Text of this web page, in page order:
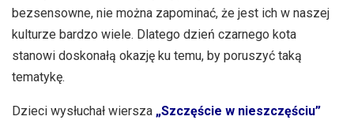
bezsensowne, nie można zapominać, że jest ich w naszej
kulturze bardzo wiele. Dlatego dzień czarnego kota
stanowi doskonałą okazję ku temu, by poruszyć taką
tematykę.
Dzieci wysłuchał wiersza „Szczęście w nieszczęściu”